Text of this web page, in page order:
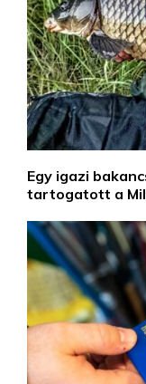
Egy igazi
tartogatott a